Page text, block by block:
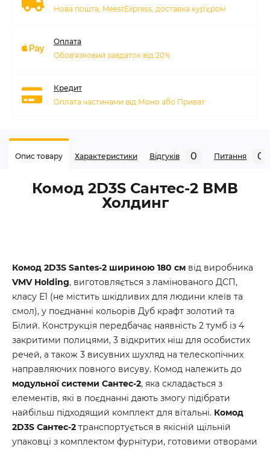
Нова пошта, MeestExpress, доставка кур'єром
Оплата
Обов'язковий завдаток від 20%
Кредит
Оплата частинами від Моно або Приват
Опис товару Характеристики Відгуків 0 Питання 0
Комод 2D3S Сантес-2 ВМВ
Холдинг
Комод 2D3S Santes-2 шириною 180 см від виробника
VMV Holding, виготовляється з ламінованого ДСП,
класу Е1 (не містить шкідливих для людини клеїв та
смол), у поєднанні кольорів Дуб крафт золотий та
Білий. Конструкція передбачає наявність 2 тумб із 4
закритими полицями, 3 відкритих ніш для особистих
речей, а також 3 висувних шухляд на телескопічних
направляючих повного висуву. Комод належить до
модульної системи Сантес-2, яка складається з
елементів, які в поєднанні дають змогу підібрати
найбільш підходящий комплект для вітальні. Комод
2D3S Сантес-2 транспортується в якісній щільній
упаковці з комплектом фурнітури, готовими отворами